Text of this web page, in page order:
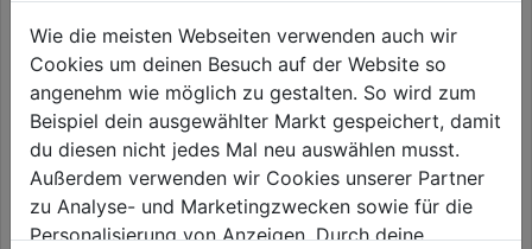
Wie die meisten Webseiten verwenden auch wir
Cookies um deinen Besuch auf der Website so
angenehm wie möglich zu gestalten. So wird zum
Beispiel dein ausgewählter Markt gespeichert, damit
du diesen nicht jedes Mal neu auswählen musst.
Außerdem verwenden wir Cookies unserer Partner
zu Analyse- und Marketingzwecken sowie für die
Personalisierung von Anzeigen. Durch deine